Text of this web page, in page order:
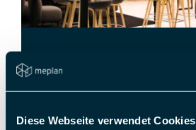
Diese Webseite verwendet Cookies
ROSSMANN:
LANGFRISTIGE